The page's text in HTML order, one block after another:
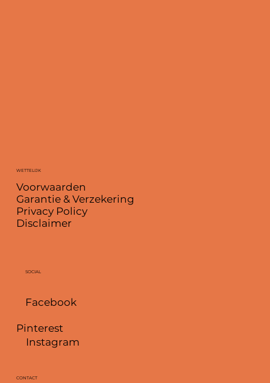
WETTELIJK
Voorwaarden
Garantie & Verzekering
Privacy Policy
Disclaimer
SOCIAL
Facebook
Instagram
Pinterest
CONTACT